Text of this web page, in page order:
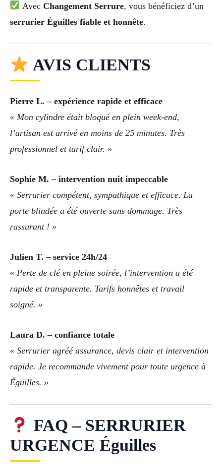
Avec Changement Serrure, vous bénéficiez d’un
serrurier Éguilles fiable et honnête.
AVIS CLIENTS
Pierre L. – expérience rapide et efficace
« Mon cylindre était bloqué en plein week-end,
l’artisan est arrivé en moins de 25 minutes. Très
professionnel et tarif clair. »
Sophie M. – intervention nuit impeccable
« Serrurier compétent, sympathique et efficace. La
porte blindée a été ouverte sans dommage. Très
rassurant ! »
Julien T. – service 24h/24
« Perte de clé en pleine soirée, l’intervention a été
rapide et transparente. Tarifs honnêtes et travail
soigné. »
Laura D. – confiance totale
« Serrurier agréé assurance, devis clair et intervention
rapide. Je recommande vivement pour toute urgence à
Éguilles. »
FAQ – SERRURIER
URGENCE Éguilles